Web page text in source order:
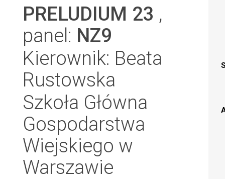
PRELUDIUM 23 ,
panel: NZ9
Kierownik: Beata
Rustowska
Szkoła Główna
Gospodarstwa
Wiejskiego w
Warszawie